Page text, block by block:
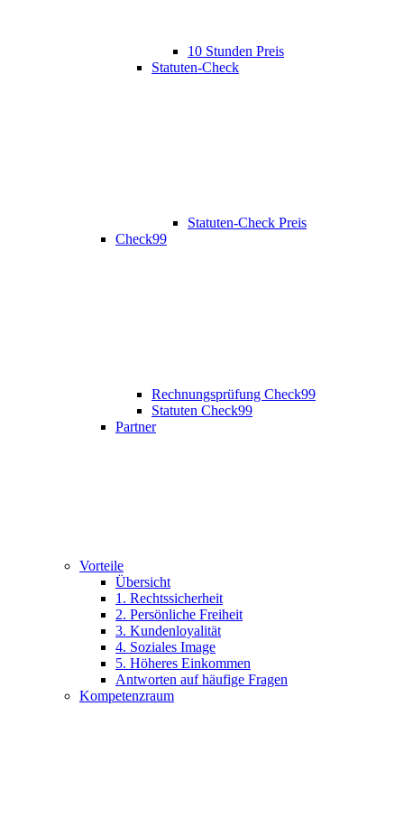
10 Stunden Preis
Statuten-Check
Statuten-Check Preis
Check99
Rechnungsprüfung Check99
Statuten Check99
Partner
Vorteile
Übersicht
1. Rechtssicherheit
2. Persönliche Freiheit
3. Kundenloyalität
4. Soziales Image
5. Höheres Einkommen
Antworten auf häufige Fragen
Kompetenzraum